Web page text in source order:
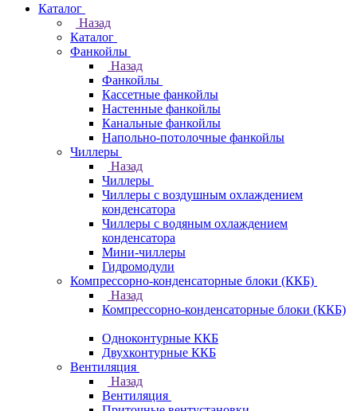
Каталог
Назад
Каталог
Фанкойлы
Назад
Фанкойлы
Кассетные фанкойлы
Настенные фанкойлы
Канальные фанкойлы
Напольно-потолочные фанкойлы
Чиллеры
Назад
Чиллеры
Чиллеры с воздушным охлаждением
конденсатора
Чиллеры с водяным охлаждением
конденсатора
Мини-чиллеры
Гидромодули
Компрессорно-конденсаторные блоки (ККБ)
Назад
Компрессорно-конденсаторные блоки (ККБ)
Одноконтурные ККБ
Двухконтурные ККБ
Вентиляция
Назад
Вентиляция